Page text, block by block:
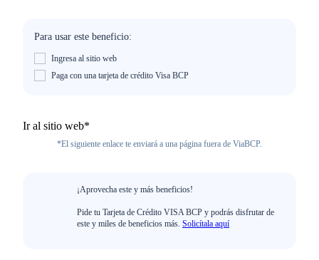
Para usar este beneficio:
Ingresa al sitio web
Paga con una tarjeta de crédito Visa BCP
Ir al sitio web*
*El siguiente enlace te enviará a una página fuera de ViaBCP.
¡Aprovecha este y más beneficios!
Pide tu Tarjeta de Crédito VISA BCP y podrás disfrutar de
este y miles de beneficios más. Solicítala aquí